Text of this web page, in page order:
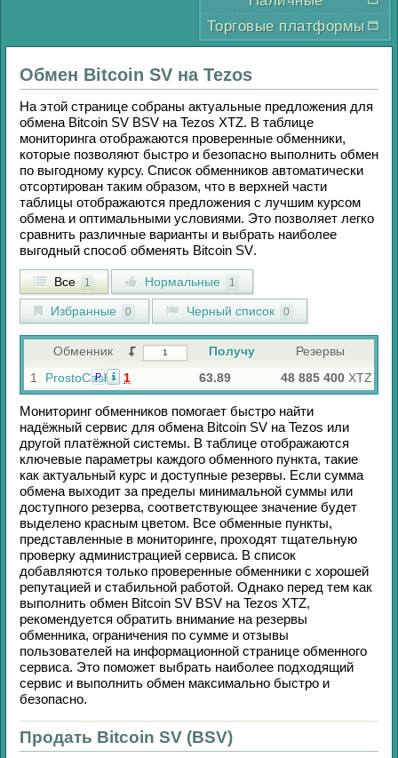
Торговые платформы
Обмен Bitcoin SV на Tezos
На этой странице собраны актуальные предложения для
обмена Bitcoin SV BSV на Tezos XTZ. В таблице
мониторинга отображаются проверенные обменники,
которые позволяют быстро и безопасно выполнить обмен
по выгодному курсу. Список обменников автоматически
отсортирован таким образом, что в верхней части
таблицы отображаются предложения с лучшим курсом
обмена и оптимальными условиями. Это позволяет легко
сравнить различные варианты и выбрать наиболее
выгодный способ обменять Bitcoin SV.
Все 1 Нормальные 1
Избранные 0 Черный список 0
Обменник Получу
Резервы
1
ProstoCash
Р 1 63.89 48 885 400 XTZ
Мониторинг обменников помогает быстро найти
надёжный сервис для обмена Bitcoin SV на Tezos или
другой платёжной системы. В таблице отображаются
ключевые параметры каждого обменного пункта, такие
как актуальный курс и доступные резервы. Если сумма
обмена выходит за пределы минимальной суммы или
доступного резерва, соответствующее значение будет
выделено красным цветом. Все обменные пункты,
представленные в мониторинге, проходят тщательную
проверку администрацией сервиса. В список
добавляются только проверенные обменники с хорошей
репутацией и стабильной работой. Однако перед тем как
выполнить обмен Bitcoin SV BSV на Tezos XTZ,
рекомендуется обратить внимание на резервы
обменника, ограничения по сумме и отзывы
пользователей на информационной странице обменного
сервиса. Это поможет выбрать наиболее подходящий
сервис и выполнить обмен максимально быстро и
безопасно.
Продать Bitcoin SV (BSV)